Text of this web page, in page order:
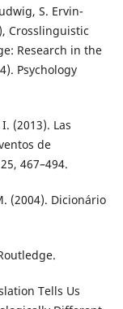
S. Ervin-
Crosslinguistic
Research in the
Psychology
(2013). Las
de
467–494.
(2004). Dicionário
Tells Us